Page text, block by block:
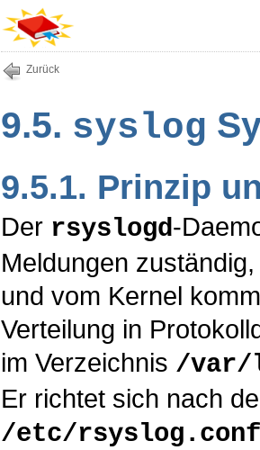
Zurück
9.5. syslog
9.5.1. Prinzip
Der rsyslogd-
Meldungen
und vom Kernel
Verteilung in
im Verzeichnis /var/
Er richtet sich nach
/etc/rsyslog.conf